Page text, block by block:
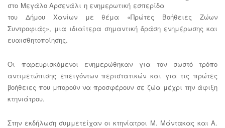
στο Μεγάλο Αρσενάλι η ενημερωτική εσπερίδα
του Δήμου Χανίων με θέμα «Πρώτες Βοήθειες Ζώων
Συντροφιάς», μια ιδιαίτερα σημαντική δράση ενημέρωσης και
ευαισθητοποίησης.
Οι παρευρισκόμενοι ενημερώθηκαν για τον σωστό τρόπο
αντιμετώπισης επειγόντων περιστατικών και για τις πρώτες
βοήθειες που μπορούν να προσφέρουν σε ζώα μέχρι την άφιξη
κτηνιάτρου.
Στην εκδήλωση συμμετείχαν οι κτηνίατροι Μ. Μάντακας και Α.